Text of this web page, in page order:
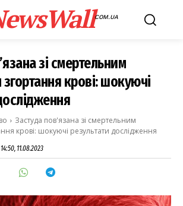
COM.UA
зі смертельним
крові: шокуючі
Застуда пов'язана зі смертельним
крові: шокуючі результати дослідження
14:50, 11.08.2023